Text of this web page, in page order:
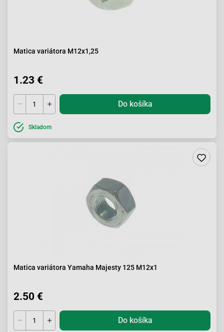
Matica variátora M12x1,25
1.23 €
Do košíka
Skladom
Matica variátora Yamaha Majesty 125 M12x1
2.50 €
Do košíka